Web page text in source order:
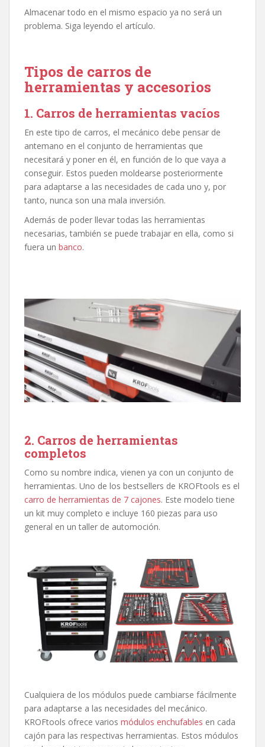
Almacenar todo en el mismo espacio ya no será un
problema. Siga leyendo el artículo.
Tipos de carros de
herramientas y accesorios
1. Carros de herramientas vacíos
En este tipo de carros, el mecánico debe pensar de
antemano en el conjunto de herramientas que
necesitará y poner en él, en función de lo que vaya a
conseguir. Estos pueden moldearse posteriormente
para adaptarse a las necesidades de cada uno y, por
tanto, nunca son una mala inversión.
Además de poder llevar todas las herramientas
necesarias, también se puede trabajar en ella, como si
fuera un banco.
2. Carros de herramientas
completos
Como su nombre indica, vienen ya con un conjunto de
herramientas. Uno de los bestsellers de KROFtools es el
carro de herramientas de 7 cajones. Este modelo tiene
un kit muy completo e incluye 160 piezas para uso
general en un taller de automoción.
Cualquiera de los módulos puede cambiarse fácilmente
para adaptarse a las necesidades del mecánico.
KROFtools ofrece varios módulos enchufables en cada
cajón para las respectivas herramientas. Estos módulos